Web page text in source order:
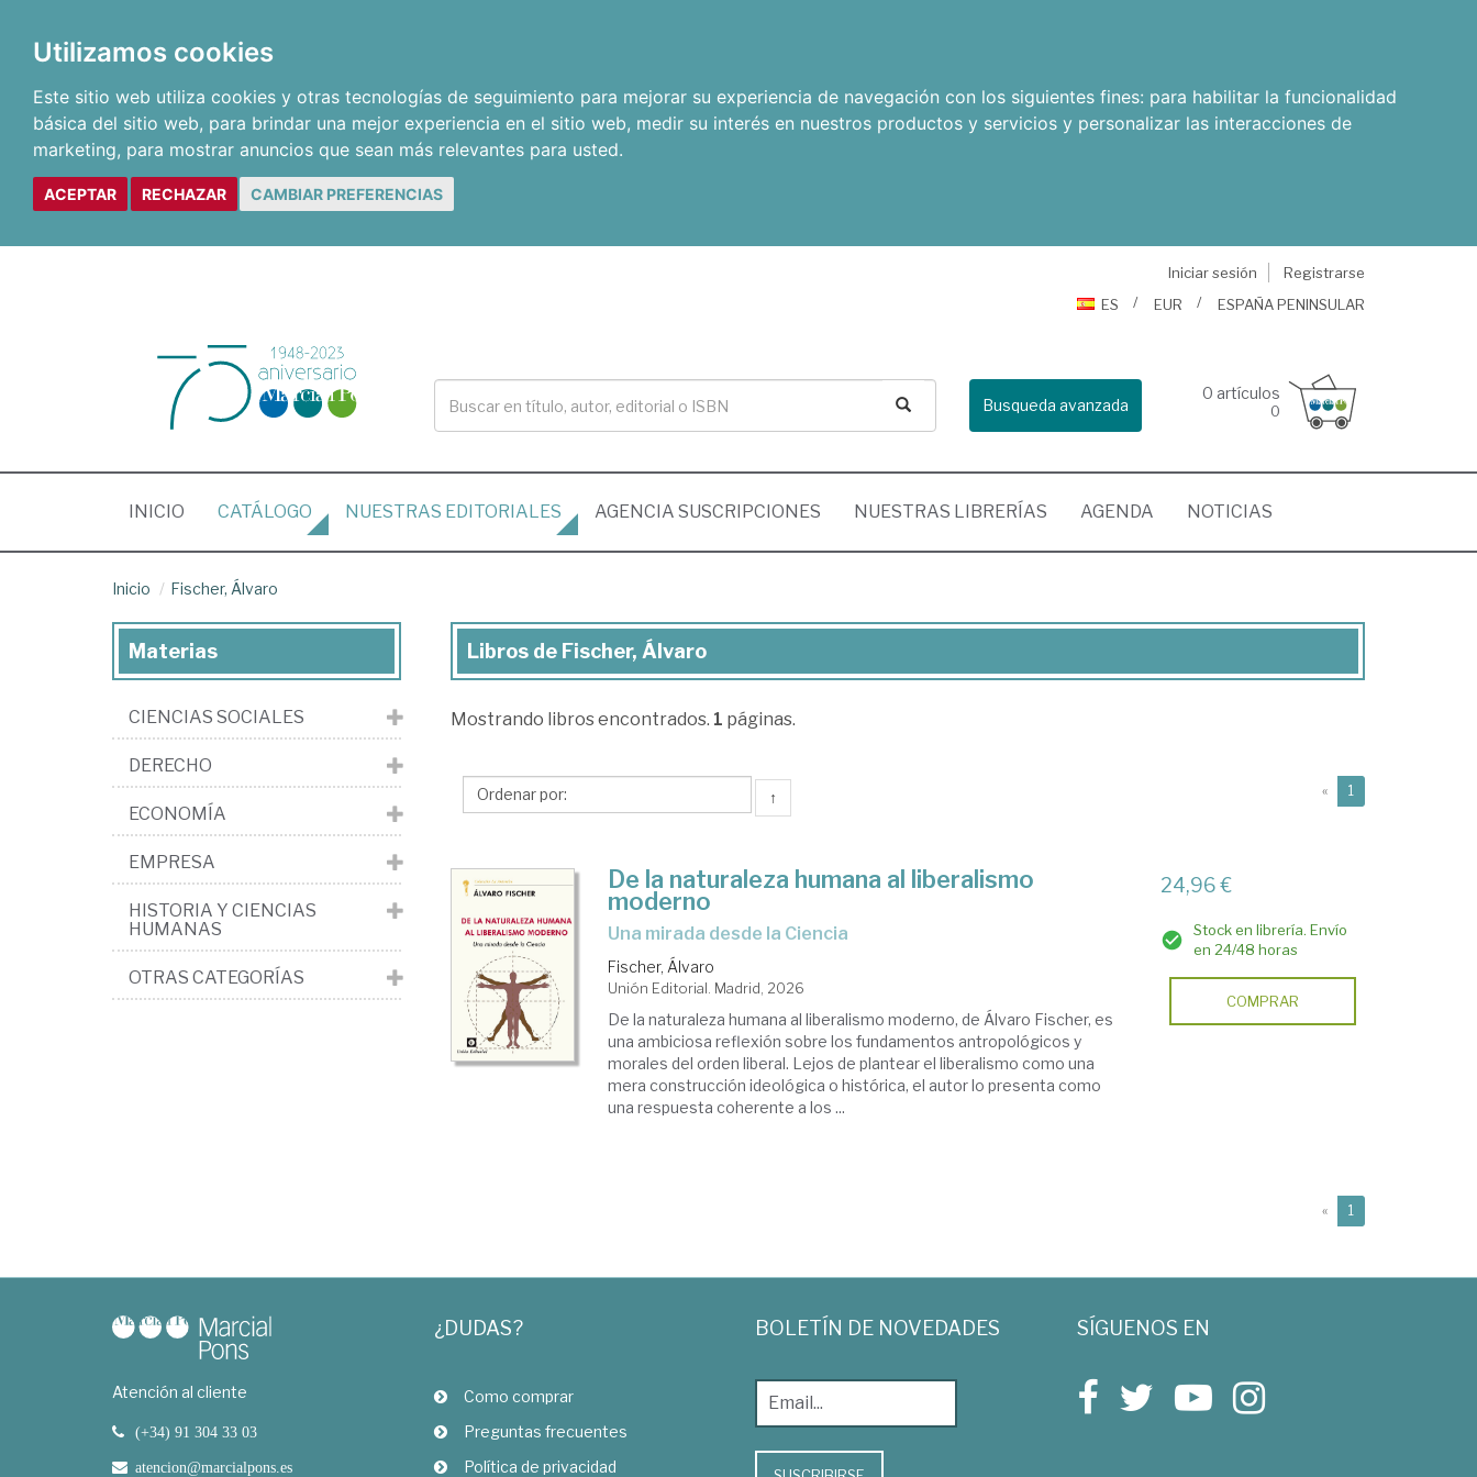
Utilizamos cookies
Este sitio web utiliza cookies y otras tecnologías de seguimiento para mejorar su experiencia de navegación con los siguientes fines: para habilitar la funcionalidad
básica del sitio web, para brindar una mejor experiencia en el sitio web, medir su interés en nuestros productos y servicios y personalizar las interacciones de
marketing, para mostrar anuncios que sean más relevantes para usted.
ACEPTAR RECHAZAR CAMBIAR PREFERENCIAS
Iniciar sesión
Registrarse
ES
EUR ESPAÑA PENINSULAR
Busqueda avanzada
0 artículos
0
INICIO (CURRENT)
CATÁLOGO NUESTRAS EDITORIALES AGENCIA SUSCRIPCIONES NUESTRAS LIBRERÍAS AGENDA NOTICIAS
Inicio Fischer, Álvaro
Libros
Fischer,
Libros de Fischer, Álvaro
Mostrando libros encontrados. 1 páginas.
↑ « 1
De la naturaleza humana al liberalismo
moderno
Una mirada desde la Ciencia
Fischer, Álvaro
Unión Editorial. Madrid, 2026
De la naturaleza humana al liberalismo moderno, de Álvaro Fischer, es
una ambiciosa reflexión sobre los fundamentos antropológicos y
morales del orden liberal. Lejos de plantear el liberalismo como una
mera construcción ideológica o histórica, el autor lo presenta como
una respuesta coherente a los ...
24,96 €
Stock en librería. Envío
en 24/48 horas
COMPRAR
« 1
Materias
CIENCIAS SOCIALES
DERECHO
ECONOMÍA
EMPRESA
HISTORIA Y CIENCIAS
HUMANAS
OTRAS CATEGORÍAS
Atención al cliente
(+34) 91 304 33 03
atencion@marcialpons.es
¿DUDAS?
Como comprar
Preguntas frecuentes
Política de privacidad
BOLETÍN DE NOVEDADES SÍGUENOS EN